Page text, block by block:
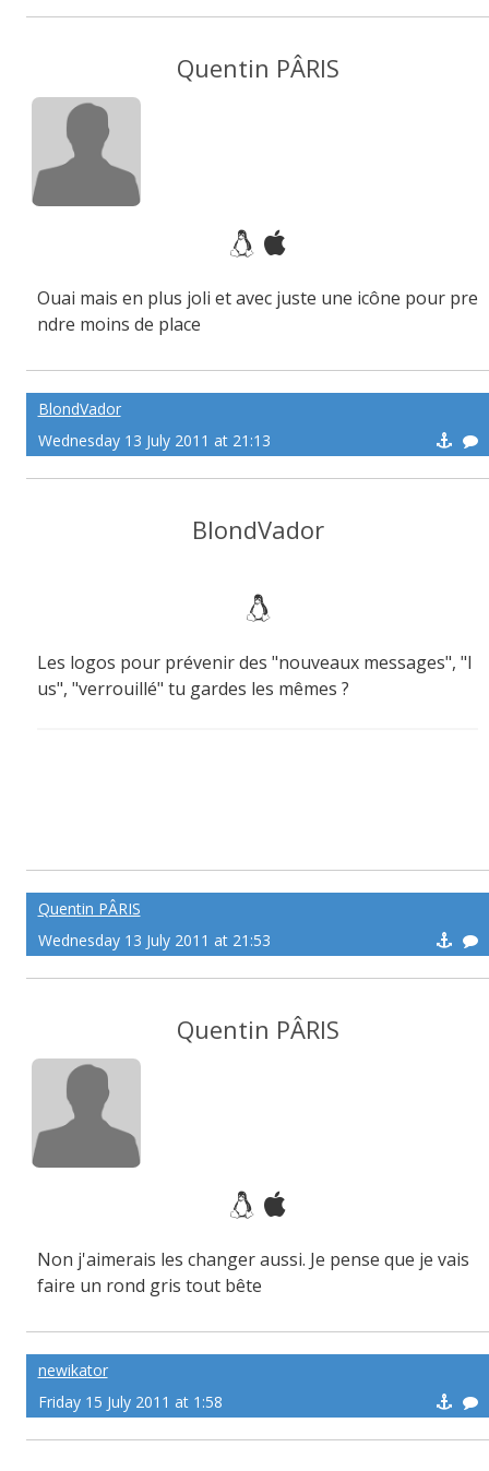
Quentin PÂRIS
Ouai mais en plus joli et avec juste une icône pour pre
ndre moins de place
BlondVador
Wednesday 13 July 2011 at 21:13
BlondVador
Les logos pour prévenir des "nouveaux messages", "l
us", "verrouillé" tu gardes les mêmes ?
Quentin PÂRIS
Wednesday 13 July 2011 at 21:53
Quentin PÂRIS
Non j'aimerais les changer aussi. Je pense que je vais
faire un rond gris tout bête
newikator
Friday 15 July 2011 at 1:58